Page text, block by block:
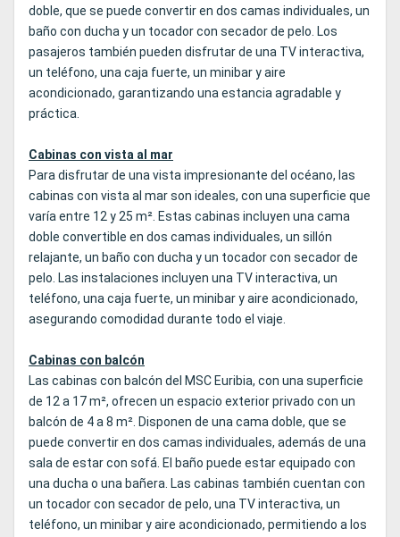
doble, que se puede convertir en dos camas individuales, un
baño con ducha y un tocador con secador de pelo. Los
pasajeros también pueden disfrutar de una TV interactiva,
un teléfono, una caja fuerte, un minibar y aire
acondicionado, garantizando una estancia agradable y
práctica.
Cabinas con vista al mar
Para disfrutar de una vista impresionante del océano, las
cabinas con vista al mar son ideales, con una superficie que
varía entre 12 y 25 m². Estas cabinas incluyen una cama
doble convertible en dos camas individuales, un sillón
relajante, un baño con ducha y un tocador con secador de
pelo. Las instalaciones incluyen una TV interactiva, un
teléfono, una caja fuerte, un minibar y aire acondicionado,
asegurando comodidad durante todo el viaje.
Cabinas con balcón
Las cabinas con balcón del MSC Euribia, con una superficie
de 12 a 17 m², ofrecen un espacio exterior privado con un
balcón de 4 a 8 m². Disponen de una cama doble, que se
puede convertir en dos camas individuales, además de una
sala de estar con sofá. El baño puede estar equipado con
una ducha o una bañera. Las cabinas también cuentan con
un tocador con secador de pelo, una TV interactiva, un
teléfono, un minibar y aire acondicionado, permitiendo a los